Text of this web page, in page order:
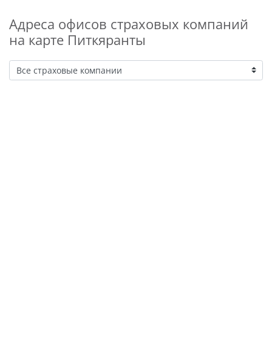
Адреса офисов страховых компаний
на карте Питкяранты